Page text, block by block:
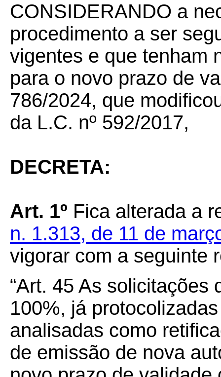
CONSIDERANDO a
procedimento a ser
vigentes e que tenham
para o novo prazo de
786/2024, que
da L.C. nº 592/2017,
DECRETA:
Art. 1º Fica alterada a
n. 1.313, de 11 de
vigorar com a seguinte
“Art. 45 As solicitações
100%, já
analisadas como
de emissão de nova